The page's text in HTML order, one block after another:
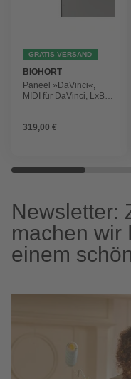
GRATIS VERSAND
BIOHORT
Paneel »DaVinci«,
MIDI für DaVinci, LxB:
319,00 €
Newsletter:
machen wir
einem